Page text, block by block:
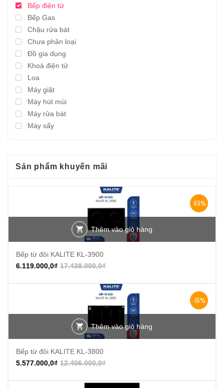
Bếp điện từ
Bếp Gas
Chậu rửa bát
Chưa phân loại
Đồ gia dụng
Khoá điện tử
Loa
Máy giặt
Máy hút mùi
Máy rửa bát
Máy sấy
Sản phẩm khuyến mãi
-65%
Thêm vào giỏ hàng
Bếp từ đôi KALITE KL-3900
17.438.000,0₫
6.119.000,0₫
-55%
Thêm vào giỏ hàng
Bếp từ đôi KALITE KL-3800
12.406.000,0₫
5.577.000,0₫